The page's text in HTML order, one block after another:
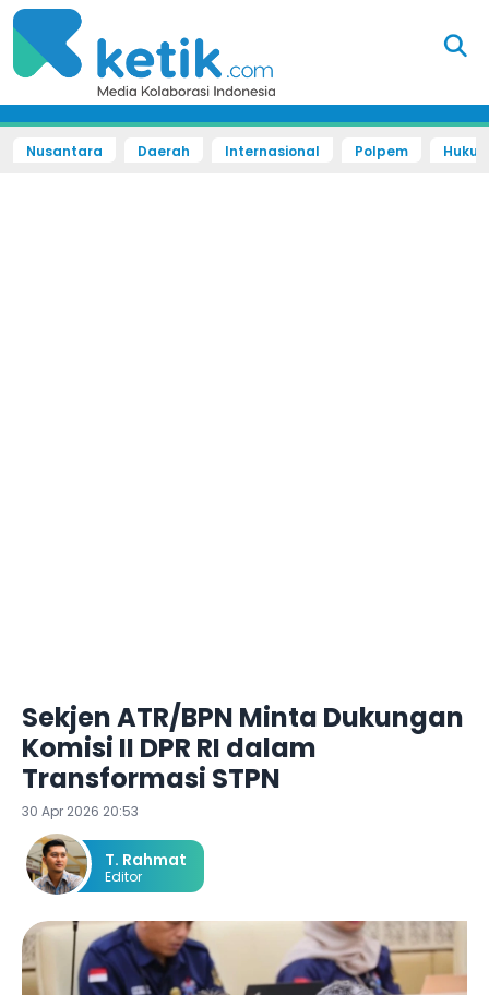
Nusantara Daerah Internasional Polpem
Sekjen ATR/BPN Minta Dukungan
Komisi II DPR RI dalam
Transformasi STPN
30 Apr 2026 20:53
T. Rahmat
Editor